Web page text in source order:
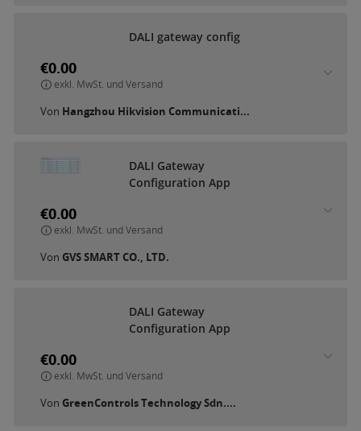
DALI gateway config
€0.00
exkl. MwSt. und Versand
Von Hangzhou Hikvision Communicati...
DALI Gateway
Configuration App
€0.00
exkl. MwSt. und Versand
Von GVS SMART CO., LTD.
DALI Gateway
Configuration App
€0.00
exkl. MwSt. und Versand
Von GreenControls Technology Sdn....